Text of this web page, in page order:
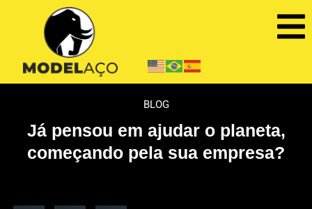
BLOG
Já pensou em ajudar o planeta,
começando pela sua empresa?